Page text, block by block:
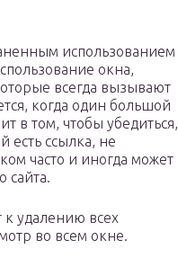
использованием
окна,
всегда вызывают
когда один большой
в том, чтобы убедиться,
есть ссылка, не
часто и иногда может
сайта.
удалению всех
во всем окне.